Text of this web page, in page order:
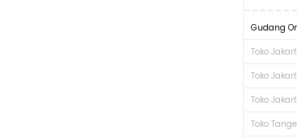
Gudang
Toko
Toko
Toko
Toko